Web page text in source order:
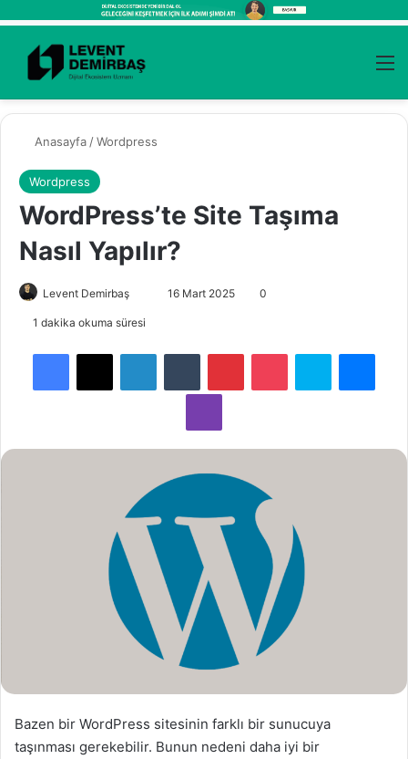
Kayıt Ol
Anasayfa /Wordpress
Wordpress
WordPress’te Site Taşıma
Nasıl Yapılır?
Levent Demirbaş
s
a
ö
e
m
16 Mart 2025 0
1 dakika okuma süresi
Viber
Bazen bir WordPress sitesinin farklı bir sunucuya
taşınması gerekebilir. Bunun nedeni daha iyi bir